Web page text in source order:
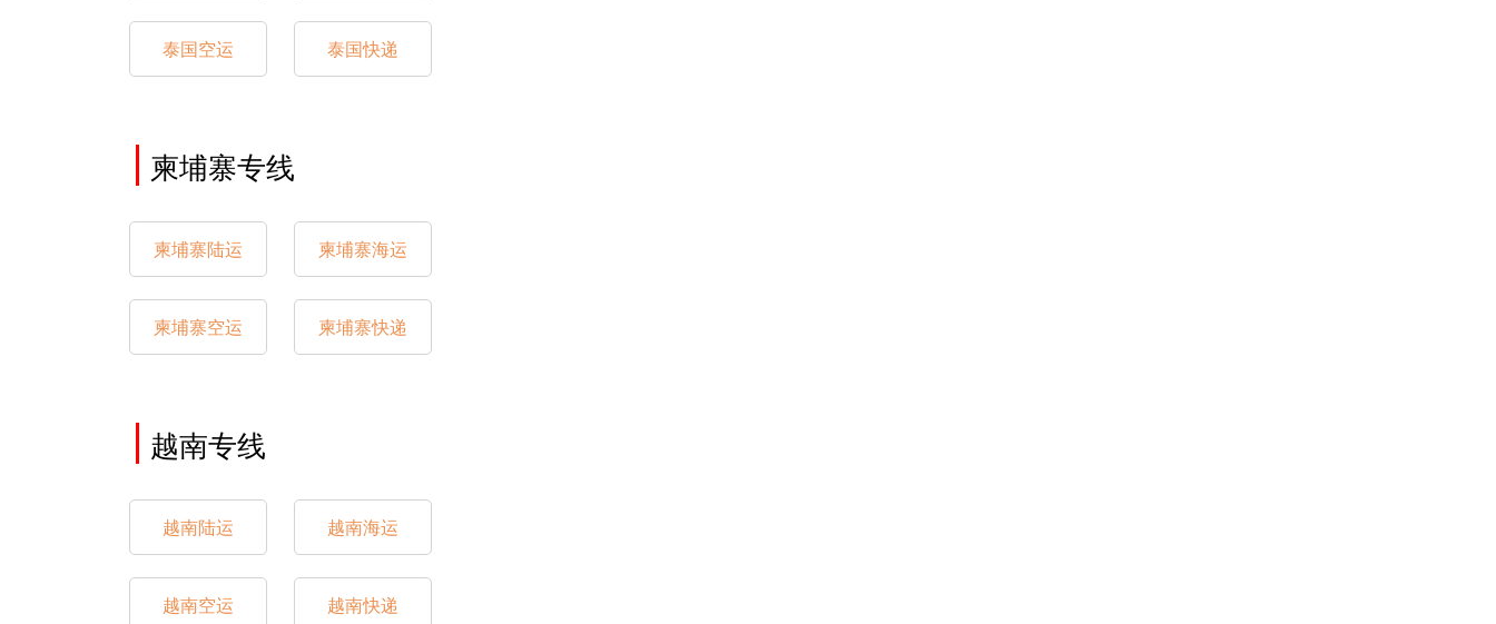
泰国空运 泰国快递
柬埔寨专线
柬埔寨陆运 柬埔寨海运
柬埔寨空运 柬埔寨快递
越南专线
越南陆运 越南海运
越南空运 越南快递